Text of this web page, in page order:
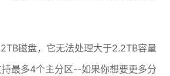
磁盘，它无法处理大于2.2TB容量
最多4个主分区--如果你想要更多分